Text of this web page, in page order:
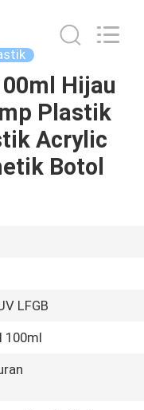
Hijau
Plastik
Acrylic
Botol
LFGB
100ml